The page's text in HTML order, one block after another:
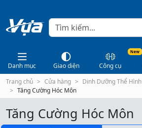
Danh mục Giao diện
New
Công cụ
Trang chủ
Cửa hàng Dinh Dưỡng Thể Hình
Tăng Cường Hóc Môn
Tăng Cường Hóc Môn